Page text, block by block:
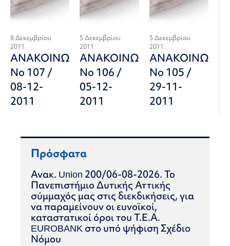
8 Δεκεμβρίου
2011
ΑΝΑΚΟΙΝΩΣΗ
Νο 107 /
08-12-
2011
5 Δεκεμβρίου
2011
ΑΝΑΚΟΙΝΩΣΗ
Νο 106 /
05-12-
2011
5 Δεκεμβρίου
2011
ΑΝΑΚΟΙΝΩΣΗ
Νο 105 /
29-11-
2011
Πρόσφατα
Ανακ. Union 200/06-08-2026. Το
Πανεπιστήμιο Δυτικής Αττικής
σύμμαχός μας στις διεκδικήσεις, για
να παραμείνουν οι ευνοϊκοί,
καταστατικοί όροι του Τ.Ε.Α.
EUROBANK στο υπό ψήφιση Σχέδιο
Νόμου